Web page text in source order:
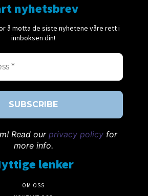
nyhetsbrev
å motta de siste nyhetene våre rett i
innboksen din!
Read our privacy policy for
more info.
lenker
OM OSS